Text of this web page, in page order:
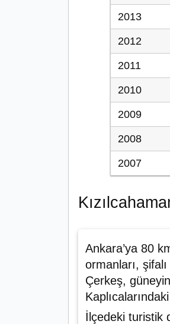
2013
2012
2011
2010
2009
2008
2007
Ankara’ya 80
ormanları,
Çerkeş,
İlçedeki turistik